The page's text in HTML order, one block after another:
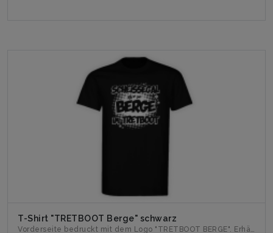
T-Shirt "TRETBOOT Berge" schwarz
Vorderseite bedruckt mit dem Logo "TRETBOOT BERGE". Erhält...